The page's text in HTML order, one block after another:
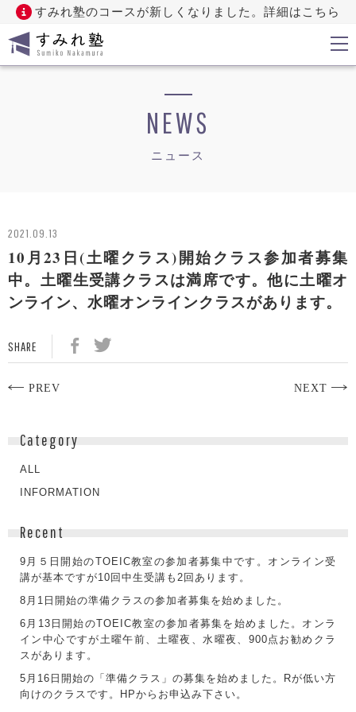
すみれ塾のコースが新しくなりました。詳細はこちら
NEWS
ニュース
2021.09.13
10月23日(土曜クラス)開始クラス参加者募集
中。土曜生受講クラスは満席です。他に土曜オ
ンライン、水曜オンラインクラスがあります。
SHARE
PREV NEXT
Category
ALL
INFORMATION
Recent
9月５日開始のTOEIC教室の参加者募集中です。オンライン受
講が基本ですが10回中生受講も2回あります。
8月1日開始の準備クラスの参加者募集を始めました。
6月13日開始のTOEIC教室の参加者募集を始めました。オンラ
イン中心ですが土曜午前、土曜夜、水曜夜、900点お勧めクラ
スがあります。
5月16日開始の「準備クラス」の募集を始めました。Rが低い方
向けのクラスです。HPからお申込み下さい。